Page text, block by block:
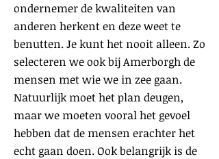
ondernemer de kwaliteiten van
anderen herkent en deze weet te
benutten. Je kunt het nooit alleen. Zo
selecteren we ook bij Amerborgh de
mensen met wie we in zee gaan.
Natuurlijk moet het plan deugen,
maar we moeten vooral het gevoel
hebben dat de mensen erachter het
echt gaan doen. Ook belangrijk is de